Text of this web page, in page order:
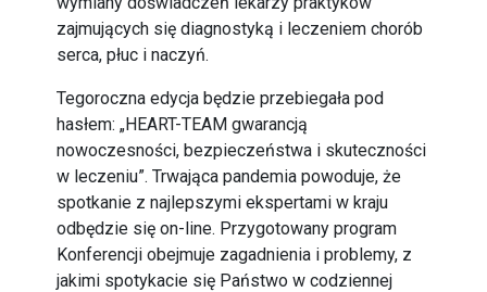
zajmujących się diagnostyką i leczeniem chorób
serca, płuc i naczyń.
Tegoroczna edycja będzie przebiegała pod
hasłem: „HEART-TEAM gwarancją
nowoczesności, bezpieczeństwa i skuteczności
w leczeniu”. Trwająca pandemia powoduje, że
spotkanie z najlepszymi ekspertami w kraju
odbędzie się on-line. Przygotowany program
Konferencji obejmuje zagadnienia i problemy, z
jakimi spotykacie się Państwo w codziennej